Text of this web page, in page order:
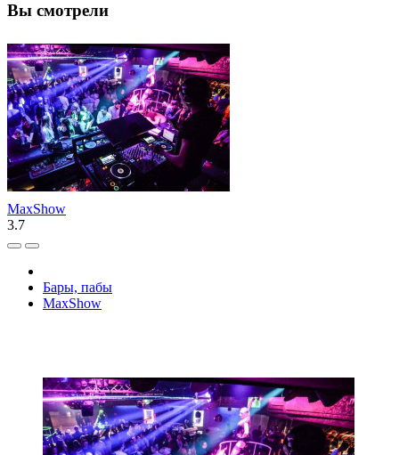
Вы смотрели
MaxShow
3.7
Бары, пабы
MaxShow